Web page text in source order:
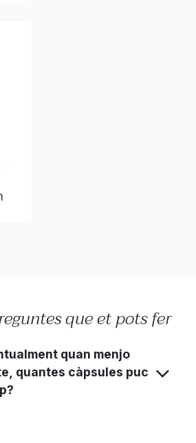
que et pots fer
quan menjo
quantes càpsules puc